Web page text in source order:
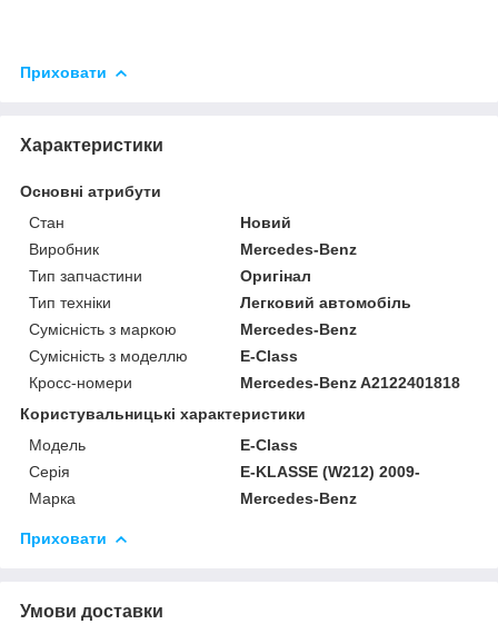
Приховати
Характеристики
Основні атрибути
Стан
Новий
Виробник
Mercedes-Benz
Тип запчастини
Оригінал
Тип техніки
Легковий автомобіль
Сумісність з маркою
Mercedes-Benz
Сумісність з моделлю
E-Class
Кросс-номери
Mercedes-Benz A2122401818
Користувальницькі характеристики
Модель
E-Class
Серія
E-KLASSE (W212) 2009-
Марка
Mercedes-Benz
Приховати
Умови доставки